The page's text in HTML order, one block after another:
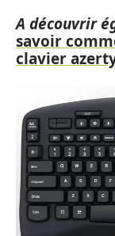
A découvrir
savoir
clavier